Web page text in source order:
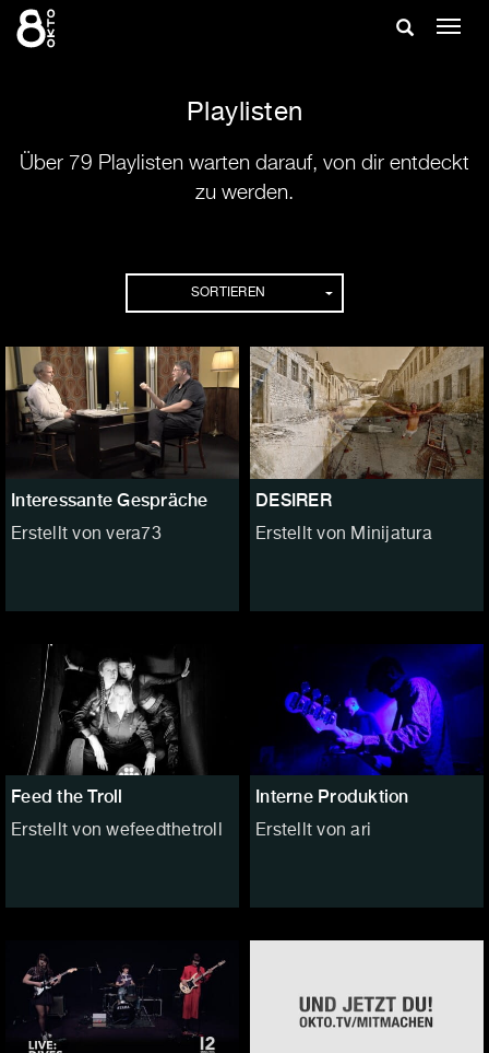
Zum
Inhalt
Suche
Playlisten
Über 79 Playlisten warten darauf, von dir entdeckt
zu werden.
SORTIEREN
Interessante Gespräche
Erstellt von vera73
DESIRER
Erstellt von Minijatura
Feed the Troll
Erstellt von wefeedthetroll
Interne Produktion
Erstellt von ari